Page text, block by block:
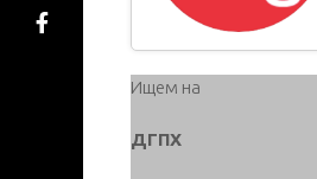
Ищем на
ДГПХ